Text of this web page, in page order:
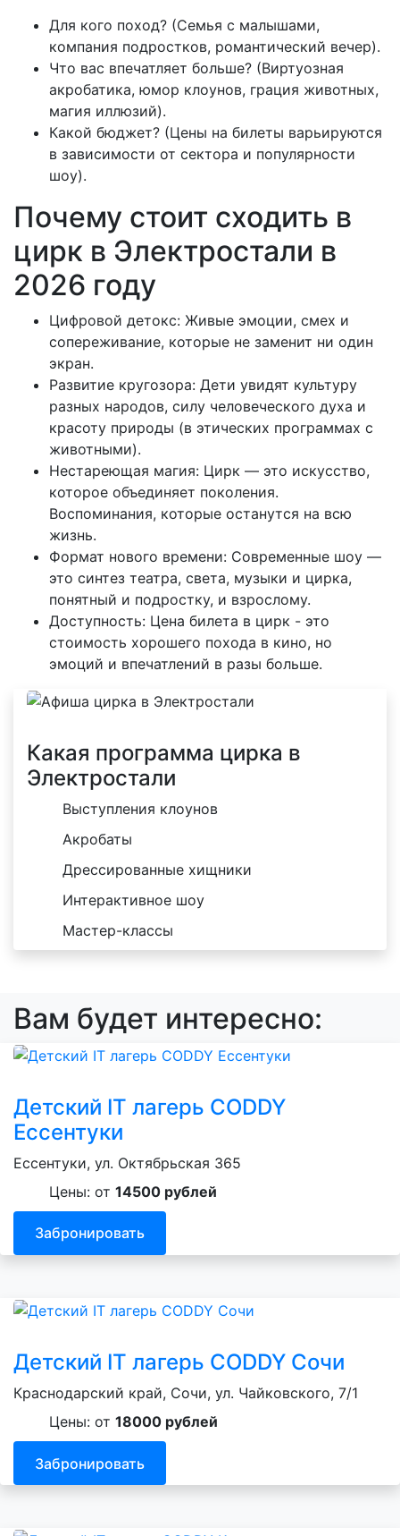
Для кого поход? (Семья с малышами,
компания подростков, романтический вечер).
Что вас впечатляет больше? (Виртуозная
акробатика, юмор клоунов, грация животных,
магия иллюзий).
Какой бюджет? (Цены на билеты варьируются
в зависимости от сектора и популярности
шоу).
Почему стоит сходить в
цирк в Электростали в
2026 году
Цифровой детокс: Живые эмоции, смех и
сопереживание, которые не заменит ни один
экран.
Развитие кругозора: Дети увидят культуру
разных народов, силу человеческого духа и
красоту природы (в этических программах с
животными).
Нестареющая магия: Цирк — это искусство,
которое объединяет поколения.
Воспоминания, которые останутся на всю
жизнь.
Формат нового времени: Современные шоу —
это синтез театра, света, музыки и цирка,
понятный и подростку, и взрослому.
Доступность: Цена билета в цирк - это
стоимость хорошего похода в кино, но
эмоций и впечатлений в разы больше.
Какая программа цирка в
Электростали
Выступления клоунов
Акробаты
Дрессированные хищники
Интерактивное шоу
Мастер-классы
Вам будет интересно:
Детский IT лагерь CODDY
Ессентуки
Ессентуки, ул. Октябрьская 365
Цены: от 14500 рублей
Забронировать
Детский IT лагерь CODDY Сочи
Краснодарский край, Сочи, ул. Чайковского, 7/1
Цены: от 18000 рублей
Забронировать